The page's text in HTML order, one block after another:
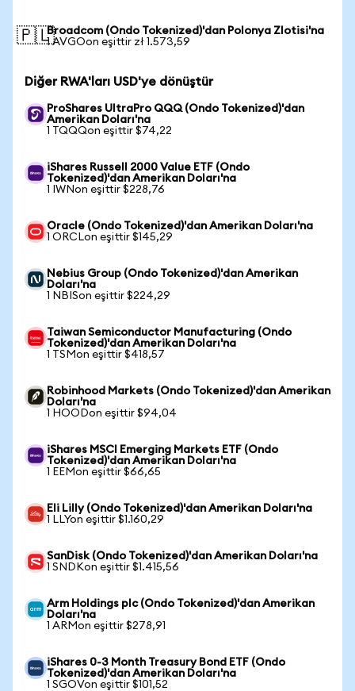
🇵🇱Broadcom (Ondo Tokenized)'dan Polonya Zlotisi'na
1 AVGOon eşittir zł 1.573,59
Diğer RWA'ları USD'ye dönüştür
ProShares UltraPro QQQ (Ondo Tokenized)'dan
Amerikan Doları'na
1 TQQQon eşittir $74,22
iShares Russell 2000 Value ETF (Ondo
Tokenized)'dan Amerikan Doları'na
1 IWNon eşittir $228,76
Oracle (Ondo Tokenized)'dan Amerikan Doları'na
1 ORCLon eşittir $145,29
Nebius Group (Ondo Tokenized)'dan Amerikan
Doları'na
1 NBISon eşittir $224,29
Taiwan Semiconductor Manufacturing (Ondo
Tokenized)'dan Amerikan Doları'na
1 TSMon eşittir $418,57
Robinhood Markets (Ondo Tokenized)'dan Amerikan
Doları'na
1 HOODon eşittir $94,04
iShares MSCI Emerging Markets ETF (Ondo
Tokenized)'dan Amerikan Doları'na
1 EEMon eşittir $66,65
Eli Lilly (Ondo Tokenized)'dan Amerikan Doları'na
1 LLYon eşittir $1.160,29
SanDisk (Ondo Tokenized)'dan Amerikan Doları'na
1 SNDKon eşittir $1.415,56
Arm Holdings plc (Ondo Tokenized)'dan Amerikan
Doları'na
1 ARMon eşittir $278,91
iShares 0-3 Month Treasury Bond ETF (Ondo
Tokenized)'dan Amerikan Doları'na
1 SGOVon eşittir $101,52